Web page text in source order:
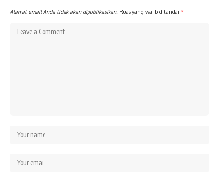
Alamat email Anda tidak akan dipublikasikan. Ruas yang wajib ditandai *